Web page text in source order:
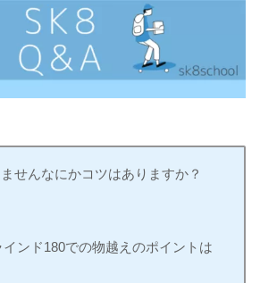
せんなにかコツはありますか？
ンド180での物越えのポイントは